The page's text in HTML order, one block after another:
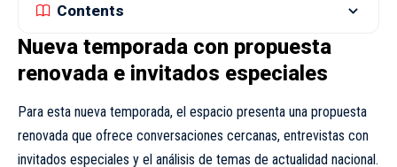
Contents
Nueva temporada con propuesta
renovada e invitados especiales
Para esta nueva temporada, el espacio presenta una propuesta
renovada que ofrece conversaciones cercanas, entrevistas con
invitados especiales y el análisis de temas de actualidad nacional.